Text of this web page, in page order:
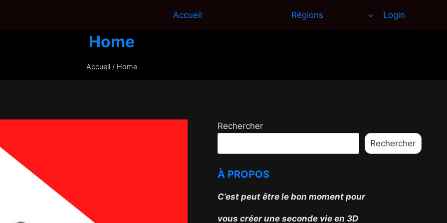
Accueil Régions Login
Home
Accueil / Home
Rechercher
Rechercher
À PROPOS
C’est peut être lebon moment pour
vous créer une seconde vie en 3D